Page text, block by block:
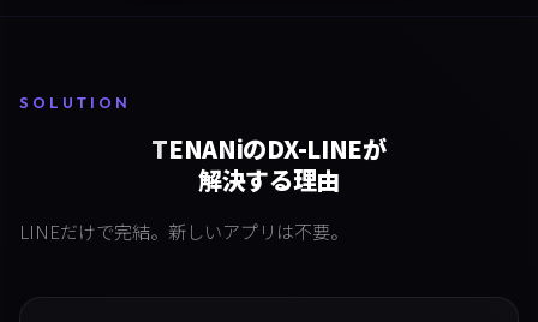
SOLUTION
TENANiのDX-LINEが
解決する理由
LINEだけで完結。新しいアプリは不要。